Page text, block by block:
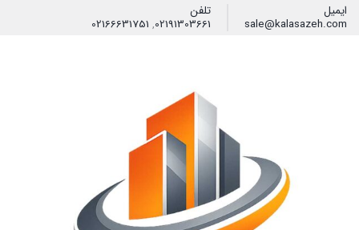
ایمیل
sale@kalasazeh.com
تلفن
02191303661
,
02166631751